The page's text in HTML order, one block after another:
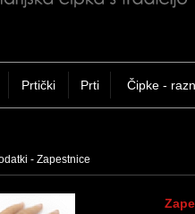
Prtički Prti Čipke -
- Zapestnice